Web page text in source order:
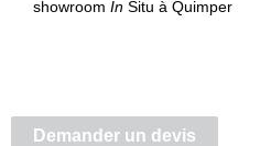
showroom In Situ à Quimper
Demander un devis